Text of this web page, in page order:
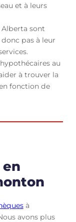
et à leurs
sont
donc pas à leur
au
à trouver la
fonction de
à
avons plus